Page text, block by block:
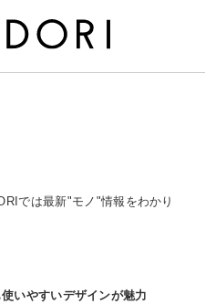
では最新"モノ"情報をわかり
いやすいデザインが魅力